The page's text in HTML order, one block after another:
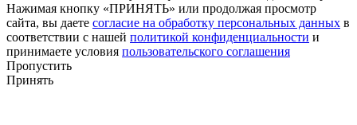
Нажимая кнопку «ПРИНЯТЬ» или продолжая просмотр
сайта, вы даете согласие на обработку персональных данных в
соответствии с нашей политикой конфиденциальности и
принимаете условия пользовательского соглашения
Пропустить
Принять